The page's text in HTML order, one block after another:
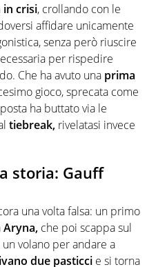
in crisi, crollando con le
affidare unicamente
senza però riuscire
per rispedire
Che ha avuto una prima
gioco, sprecata come
ha buttato via le
tiebreak, rivelatasi invece
storia: Gauff
una volta falsa: un primo
Aryna, che poi scappa sul
un volano per andare a
due pasticci e si torna